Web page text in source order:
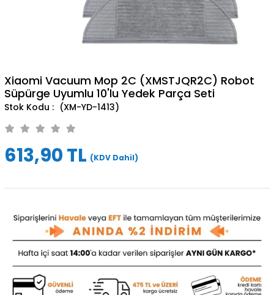
Xiaomi Vacuum Mop 2C (XMSTJQR2C) Robot
Süpürge Uyumlu 10'lu Yedek Parça Seti
(XM-YD-1413)
613,90 TL (KDV Dahil)